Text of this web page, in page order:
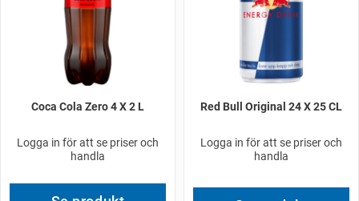
Coca Cola Zero 4 X 2 L
Logga in för att se priser och
handla
Red Bull Original 24 X 25 CL
Logga in för att se priser och
handla